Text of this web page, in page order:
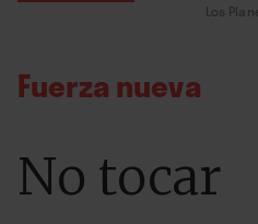
Los
Fuerza nueva
No tocar